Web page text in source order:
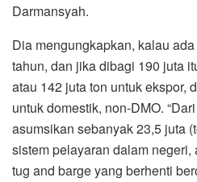
Darmansyah.
Dia mengungkapkan, kalau
tahun, dan jika dibagi 190 juta
atau 142 juta ton untuk ekspor,
untuk domestik, non-DMO.
asumsikan sebanyak 23,5 juta
sistem pelayaran dalam negeri,
tug and barge yang berhenti